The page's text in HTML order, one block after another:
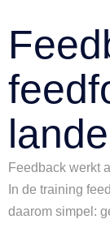
Feedback werkt
In de training
daarom simpel: